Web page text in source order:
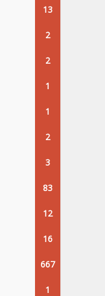
13
2
2
1
1
2
3
83
12
16
667
1